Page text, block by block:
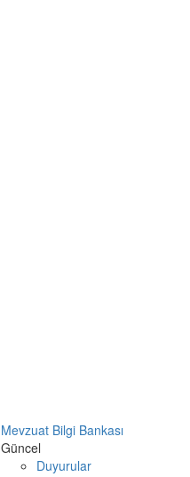
Mevzuat Bilgi Bankası
Güncel
Duyurular